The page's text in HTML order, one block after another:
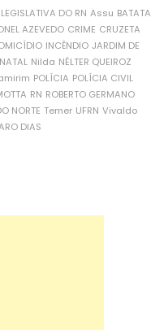
DO RN Assu BATATA
AZEVEDO CRIME CRUZETA
INCÊNDIO JARDIM DE
NATAL Nilda NÉLTER QUEIROZ
POLÍCIA POLÍCIA CIVIL
RN ROBERTO GERMANO
NORTE Temer UFRN Vivaldo
DIAS